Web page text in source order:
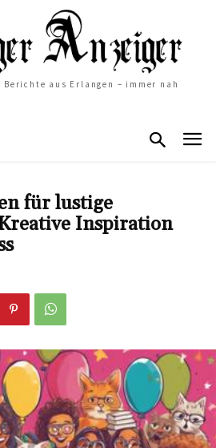
aus Erlangen – immer nah
für lustige
Inspiration